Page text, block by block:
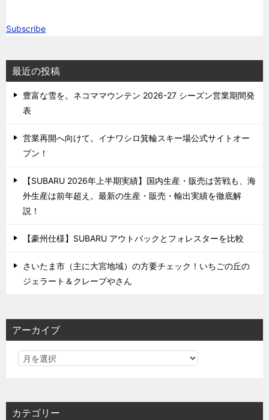
Subscribe
最近の投稿
豊富な雪を。ネコママウンテン 2026-27 シーズン営業期間発
表
営業再開へ向けて。イナワシロ箕輪スキー場公式サイトオー
プン！
【SUBARU 2026年上半期実績】国内生産・販売は苦戦も、海
外生産は前年超え。最新の生産・販売・輸出実績を徹底解
説！
【豪州仕様】SUBARU アウトバックとフォレスターを比較
さいたま市（主に大宮地域）の方要チェック！いちごの丘の
ジェラート＆クレープやさん
アーカイブ
カテゴリー